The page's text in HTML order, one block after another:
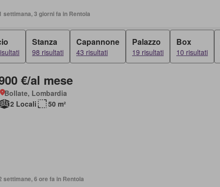
settimana, 3 giorni fa in Rentola
Stanza
98 risultati
Capannone
43 risultati
Palazzo
19 risultati
Box
10 risultati
€/al mese
Bollate, Lombardia
2 Locali
50 m²
settimane, 6 ore fa in Rentola